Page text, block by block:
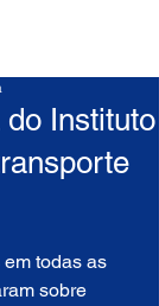
Instituto
estrelas.
todas as
sobre